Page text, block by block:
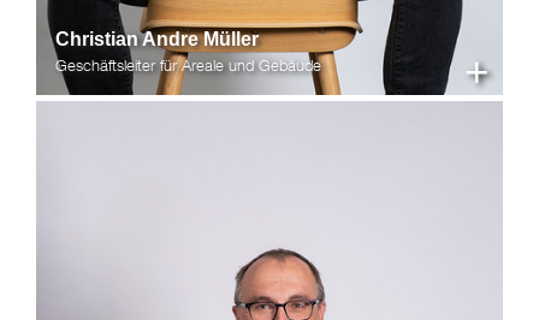
+
Christian Andre Müller
Geschäftsleiter für Areale und Gebäude